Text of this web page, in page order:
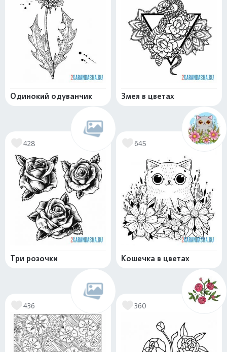
Одинокий одуванчик Змея в цветах
428
Три розочки
645
Кошечка в цветах
436 360